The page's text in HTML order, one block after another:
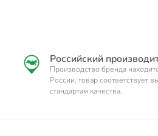
Российский
Производство бренда
России, товар соответствует
стандартам качества.